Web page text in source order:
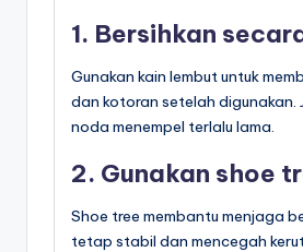
1. Bersihkan
Gunakan kain lembut untuk
dan kotoran setelah digunakan.
noda menempel terlalu lama.
2. Gunakan shoe
Shoe tree membantu menjaga
tetap stabil dan mencegah